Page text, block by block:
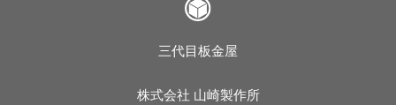
三代目板金屋
株式会社 山崎製作所